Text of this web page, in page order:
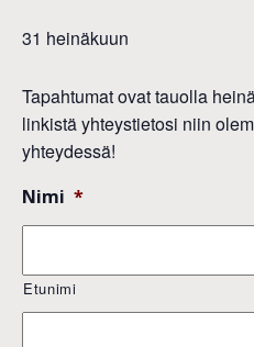
31 heinäkuun
Tapahtumat ovat tauolla
linkistä yhteystietosi niin
yhteydessä!
Nimi *
Etunimi